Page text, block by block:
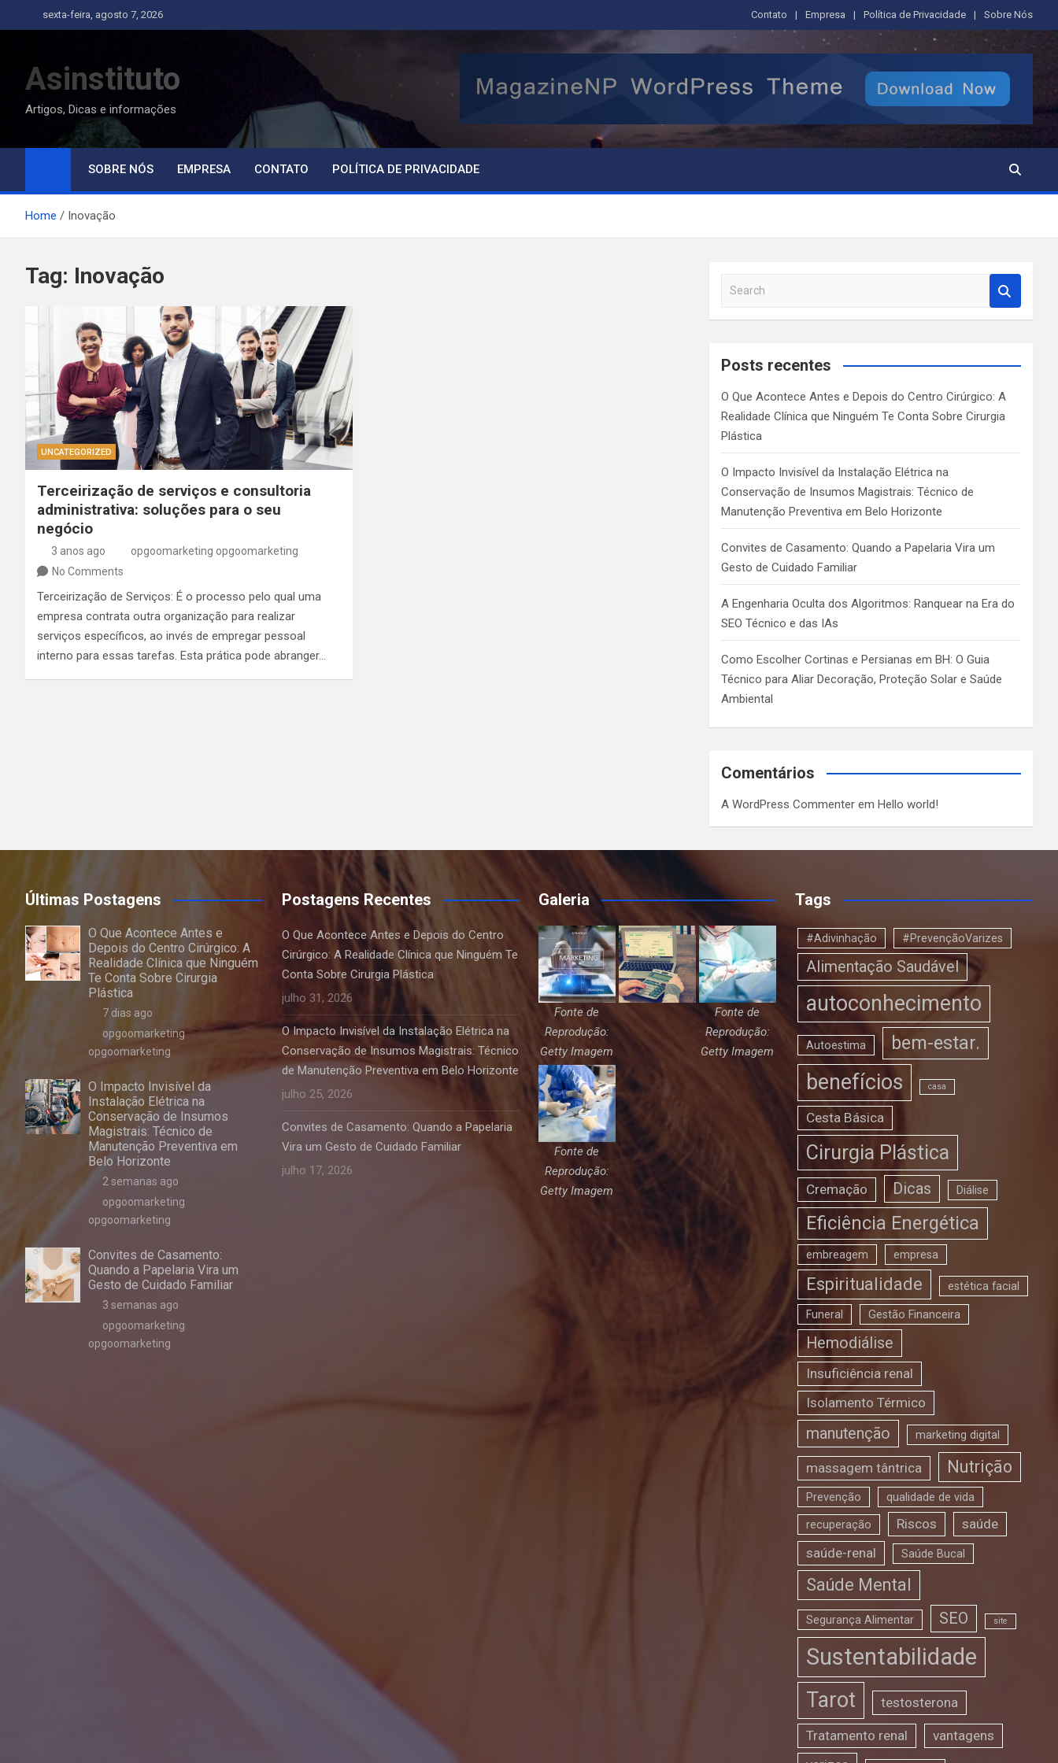
to
sexta-feira, agosto 7, 2026 Contato Empresa Política de Privacidade Sobre Nós
Asinstituto
Artigos, Dicas e informações
SOBRE NÓS EMPRESA CONTATO POLÍTICA DE PRIVACIDADE
Home Inovação
Tag: Inovação
UNCATEGORIZED
Terceirização de serviços e consultoria
administrativa: soluções para o seu
negócio
3 anos ago
opgoomarketing opgoomarketing
No Comments
Terceirização de Serviços: É o processo pelo qual uma
empresa contrata outra organização para realizar
serviços específicos, ao invés de empregar pessoal
interno para essas tarefas. Esta prática pode abranger…
a
c
Posts recentes
O Que Acontece Antes e Depois do Centro Cirúrgico: A
Realidade Clínica que Ninguém Te Conta Sobre Cirurgia
Plástica
O Impacto Invisível da Instalação Elétrica na
Conservação de Insumos Magistrais: Técnico de
Manutenção Preventiva em Belo Horizonte
Convites de Casamento: Quando a Papelaria Vira um
Gesto de Cuidado Familiar
A Engenharia Oculta dos Algoritmos: Ranquear na Era do
SEO Técnico e das IAs
Como Escolher Cortinas e Persianas em BH: O Guia
Técnico para Aliar Decoração, Proteção Solar e Saúde
Ambiental
Comentários
A WordPress Commenter emHello world!
Últimas Postagens
O Que Acontece Antes e
Depois do Centro Cirúrgico: A
Realidade Clínica que Ninguém
Te Conta Sobre Cirurgia
Plástica
7 dias ago
opgoomarketing
opgoomarketing
O Impacto Invisível da
Instalação Elétrica na
Conservação de Insumos
Magistrais: Técnico de
Manutenção Preventiva em
Belo Horizonte
2 semanas ago
opgoomarketing
opgoomarketing
Convites de Casamento:
Quando a Papelaria Vira um
Gesto de Cuidado Familiar
3 semanas ago
opgoomarketing
opgoomarketing
Postagens Recentes
O Que Acontece Antes e Depois do Centro
Cirúrgico: A Realidade Clínica que Ninguém Te
Conta Sobre Cirurgia Plástica
julho 31, 2026
O Impacto Invisível da Instalação Elétrica na
Conservação de Insumos Magistrais: Técnico
de Manutenção Preventiva em Belo Horizonte
julho 25, 2026
Convites de Casamento: Quando a Papelaria
Vira um Gesto de Cuidado Familiar
julho 17, 2026
Galeria
Fonte de
Reprodução:
Getty Imagem
Fonte de
Reprodução:
Getty Imagem
Fonte de
Reprodução:
Getty Imagem
Tags
#Adivinhação #PrevençãoVarizes
Alimentação Saudável
autoconhecimento
Autoestima bem-estar.
benefícios casa
Cesta Básica
Cirurgia Plástica
Cremação Dicas Diálise
Eficiência Energética
embreagem empresa
Espiritualidade estética facial
Funeral Gestão Financeira
Hemodiálise
Insuficiência renal
Isolamento Térmico
manutenção marketing digital
massagem tântrica Nutrição
Prevenção qualidade de vida
recuperação Riscos
saúde
saúde-renal
Saúde Bucal
Saúde Mental
Segurança Alimentar SEO site
Sustentabilidade
Tarot testosterona
Tratamento renal
vantagens